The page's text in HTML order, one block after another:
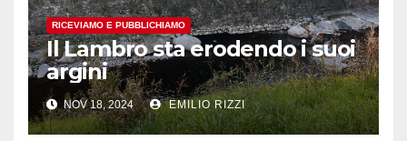
RICEVIAMO E PUBBLICHIAMO
Il Lambro sta erodendo i suoi
argini
NOV 18, 2024 EMILIO RIZZI